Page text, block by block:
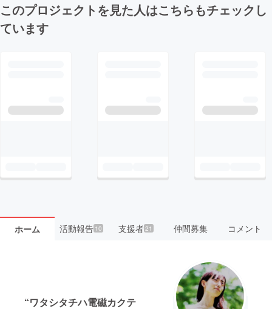
このプロジェクトを見た人はこちらもチェックし
ています
ホーム 活動報告10 支援者21 仲間募集 コメント
“ワタシタチハ電磁カクテ